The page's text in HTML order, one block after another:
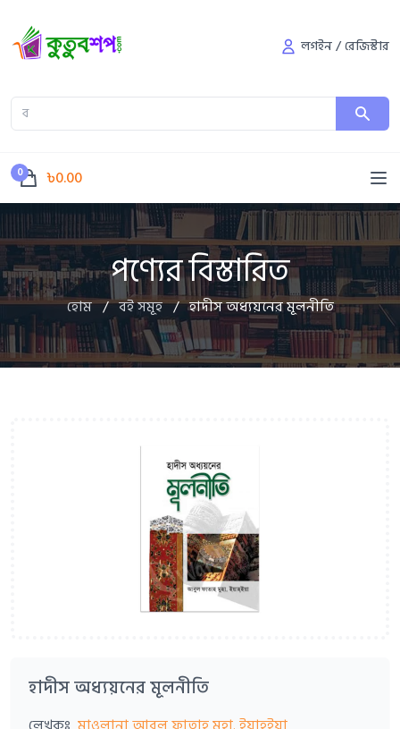
লগইন/রেজিস্টার
0 ৳0.00
পণ্যের বিস্তারিত
হোম / বই সমূহ / হাদীস অধ্যয়নের মূলনীতি
হাদীস অধ্যয়নের মূলনীতি